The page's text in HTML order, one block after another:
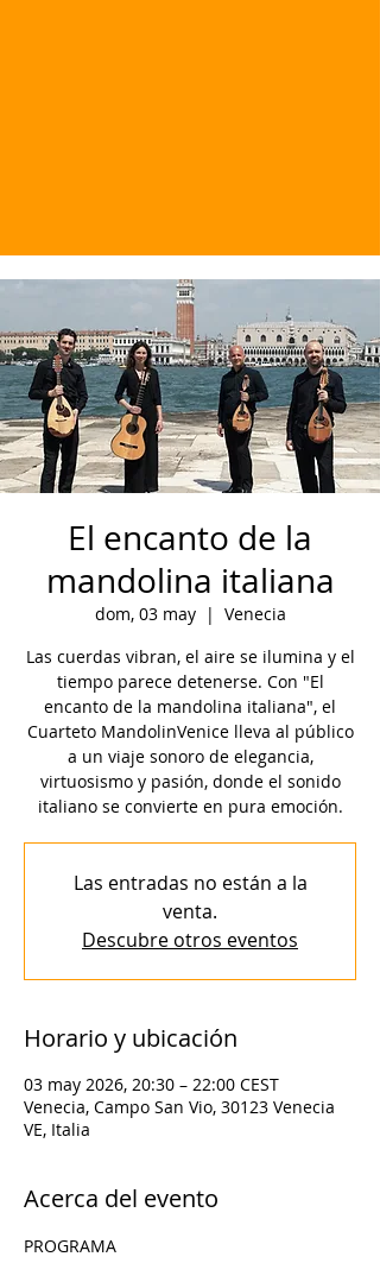
El encanto de la
mandolina italiana
dom, 03 may
  |
Venecia
Las cuerdas vibran, el aire se ilumina y el
tiempo parece detenerse. Con "El
encanto de la mandolina italiana", el
Cuarteto MandolinVenice lleva al público
a un viaje sonoro de elegancia,
virtuosismo y pasión, donde el sonido
italiano se convierte en pura emoción.
Las entradas no están a la
venta.
Descubre otros eventos
Horario y ubicación
03 may 2026, 20:30 – 22:00 CEST
Venecia, Campo San Vio, 30123 Venecia
VE, Italia
Acerca del evento
PROGRAMA